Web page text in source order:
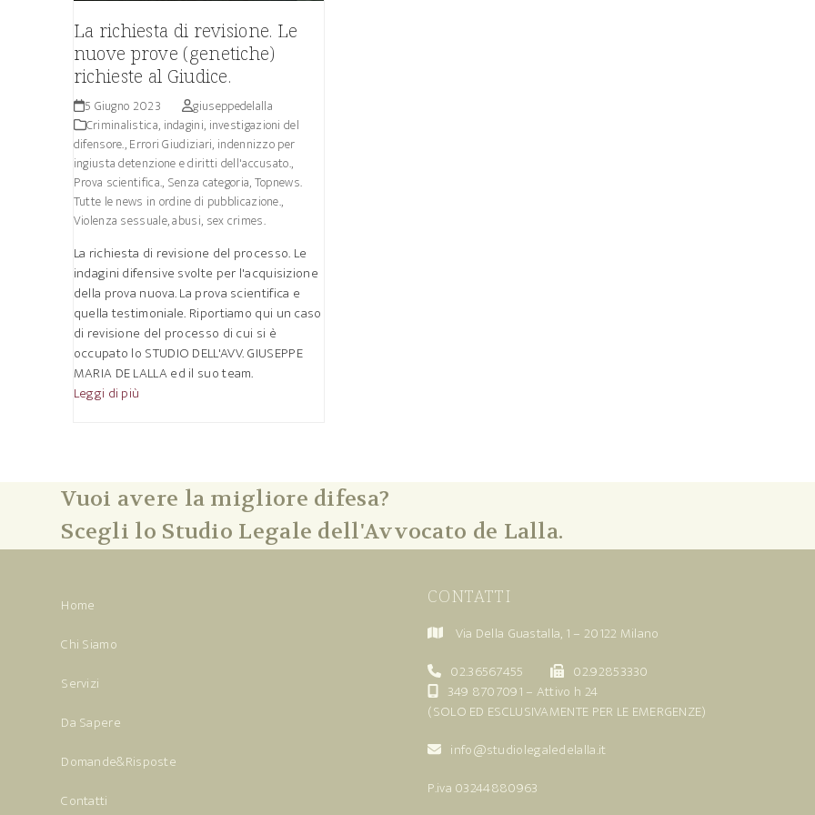
La richiesta di revisione. Le
nuove prove (genetiche)
richieste al Giudice.
5 Giugno 2023
giuseppedelalla
Criminalistica, indagini, investigazioni del
difensore.,Errori Giudiziari, indennizzo per
ingiusta detenzione e diritti dell'accusato.,
Prova scientifica., Senza categoria,Topnews.
Tutte le news in ordine di pubblicazione.,
Violenza sessuale, abusi, sex crimes.
La richiesta di revisione del processo. Le
indagini difensive svolte per l'acquisizione
della prova nuova. La prova scientifica e
quella testimoniale. Riportiamo qui un caso
di revisione del processo di cui si è
occupato lo STUDIO DELL'AVV. GIUSEPPE
MARIA DE LALLA ed il suo team.
Leggi di più
Vuoi avere la migliore difesa?
Scegli lo Studio Legale dell'Avvocato de Lalla.
Home
Chi Siamo
Servizi
Da Sapere
Domande&Risposte
Contatti
CONTATTI
Via Della Guastalla, 1 – 20122 Milano
02.36567455
02.92853330
349 8707091 – Attivo h 24
(SOLO ED ESCLUSIVAMENTE PER LE EMERGENZE)
info@studiolegaledelalla.it
P.iva 03244880963